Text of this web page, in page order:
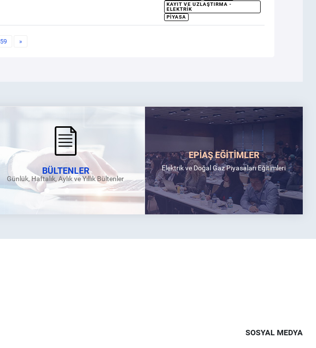
KAYIT VE UZLAŞTIRMA -
ELEKTRIK
PIYASA
59 »
BÜLTENLER
Günlük, Haftalık, Aylık ve Yıllık Bültenler
EPİAŞ EĞİTİMLER
Elektrik ve Doğal Gaz Piyasaları Eğitimleri
SOSYAL MEDYA